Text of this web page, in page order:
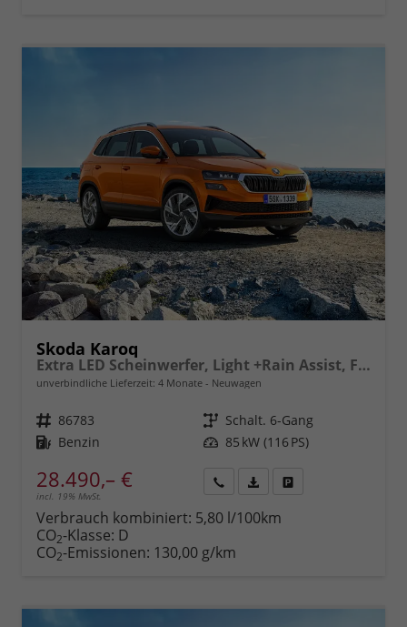
Skoda Karoq
Extra LED Scheinwerfer, Light +Rain Assist, Front + Lane 8" Entertainment, ESP mit ABS, MSR, ASR, EDS, HBA, DSR, RBS, MKB,Climatronic, Parksensoren, Sitzhzg., 17" ALU uvm.
unverbindliche Lieferzeit: 4 Monate Neuwagen
Fahrzeugnr. 86783 Getriebe Schalt. 6-Gang
Kraftstoff Benzin Leistung 85 kW (116 PS)
28.490,– €
incl. 19% MwSt.
anfordern
Datei,
Verbrauch kombiniert: 5,80 l/100km
CO2-Klasse: D
CO2-Emissionen: 130,00 g/km